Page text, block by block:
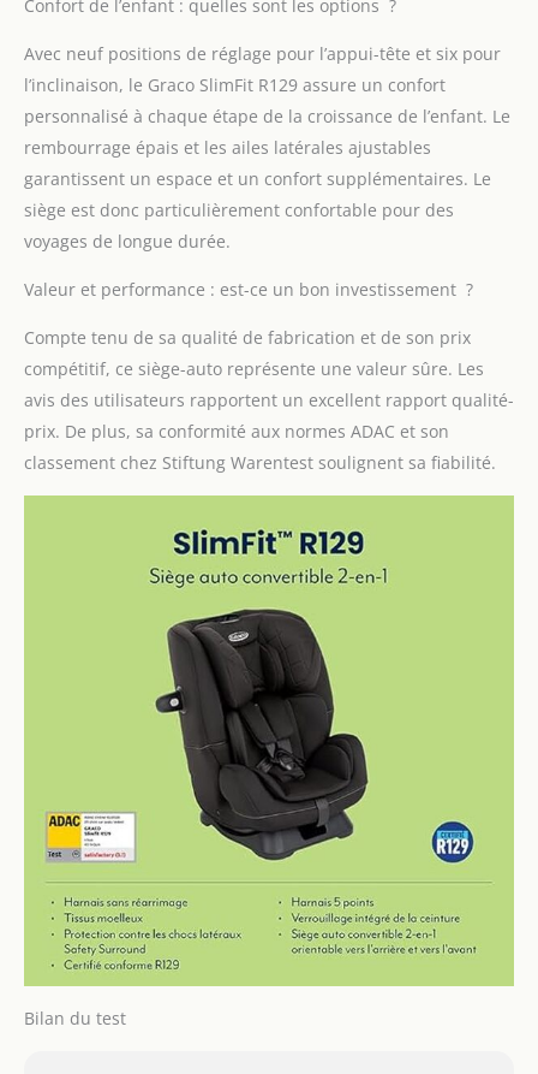
Confort de l’enfant : quelles sont les options ?
Avec neuf positions de réglage pour l’appui-tête et six pour
l’inclinaison, le Graco SlimFit R129 assure un confort
personnalisé à chaque étape de la croissance de l’enfant. Le
rembourrage épais et les ailes latérales ajustables
garantissent un espace et un confort supplémentaires. Le
siège est donc particulièrement confortable pour des
voyages de longue durée.
Valeur et performance : est-ce un bon investissement ?
Compte tenu de sa qualité de fabrication et de son prix
compétitif, ce siège-auto représente une valeur sûre. Les
avis des utilisateurs rapportent un excellent rapport qualité-
prix. De plus, sa conformité aux normes ADAC et son
classement chez Stiftung Warentest soulignent sa fiabilité.
Bilan du test